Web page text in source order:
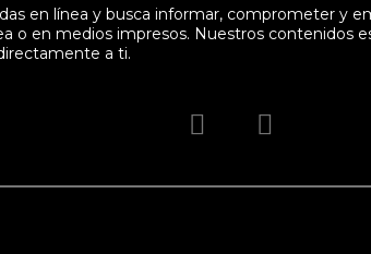
en línea y busca informar, comprometer y
o en medios impresos. Nuestros
a ti.